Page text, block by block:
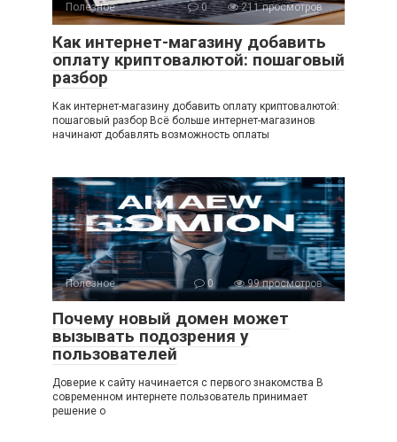
Полезное 0 211 просмотров
Как интернет-магазину добавить
оплату криптовалютой: пошаговый
разбор
Как интернет-магазину добавить оплату криптовалютой:
пошаговый разбор Всё больше интернет-магазинов
начинают добавлять возможность оплаты
Полезное 0 99 просмотров
Почему новый домен может
вызывать подозрения у
пользователей
Доверие к сайту начинается с первого знакомства В
современном интернете пользователь принимает
решение о